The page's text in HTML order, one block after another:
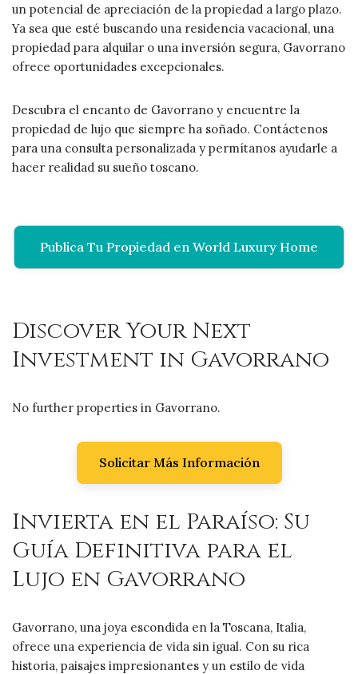
un potencial de apreciación de la propiedad a largo plazo.
Ya sea que esté buscando una residencia vacacional, una
propiedad para alquilar o una inversión segura, Gavorrano
ofrece oportunidades excepcionales.
Descubra el encanto de Gavorrano y encuentre la
propiedad de lujo que siempre ha soñado. Contáctenos
para una consulta personalizada y permítanos ayudarle a
hacer realidad su sueño toscano.
Publica Tu Propiedad en World Luxury Home
Discover Your Next
Investment in Gavorrano
No further properties in Gavorrano.
Solicitar Más Información
Invierta en el Paraíso: Su
Guía Definitiva para el
Lujo en Gavorrano
Gavorrano, una joya escondida en la Toscana, Italia,
ofrece una experiencia de vida sin igual. Con su rica
historia, paisajes impresionantes y un estilo de vida